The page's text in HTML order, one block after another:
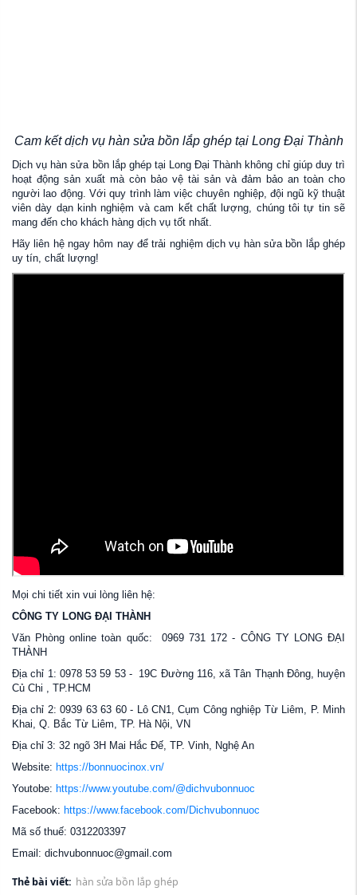
Cam kết dịch vụ hàn sửa bồn lắp ghép tại Long Đại Thành
Dịch vụ hàn sửa bồn lắp ghép tại Long Đại Thành không chỉ giúp duy trì
hoạt động sản xuất mà còn bảo vệ tài sản và đảm bảo an toàn cho
người lao động. Với quy trình làm việc chuyên nghiệp, đội ngũ kỹ thuật
viên dày dạn kinh nghiệm và cam kết chất lượng, chúng tôi tự tin sẽ
mang đến cho khách hàng dịch vụ tốt nhất.
Hãy liên hệ ngay hôm nay để trải nghiệm dịch vụ hàn sửa bồn lắp ghép
uy tín, chất lượng!
Mọi chi tiết xin vui lòng liên hệ:
CÔNG TY LONG ĐẠI THÀNH
Văn Phòng online toàn quốc: 0969 731 172 - CÔNG TY LONG ĐẠI
THÀNH
Địa chỉ 1: 0978 53 59 53 - 19C Đường 116, xã Tân Thạnh Đông, huyện
Củ Chi , TP.HCM
Địa chỉ 2: 0939 63 63 60 - Lô CN1, Cụm Công nghiệp Từ Liêm, P. Minh
Khai, Q. Bắc Từ Liêm, TP. Hà Nội, VN
Địa chỉ 3: 32 ngõ 3H Mai Hắc Đế, TP. Vinh, Nghệ An
Website: https://bonnuocinox.vn/
Youtobe: https://www.youtube.com/@dichvubonnuoc
Facebook: https://www.facebook.com/Dichvubonnuoc
Mã số thuế: 0312203397
Email: dichvubonnuoc@gmail.com
Thẻ bài viết: hàn sửa bồn lắp ghép